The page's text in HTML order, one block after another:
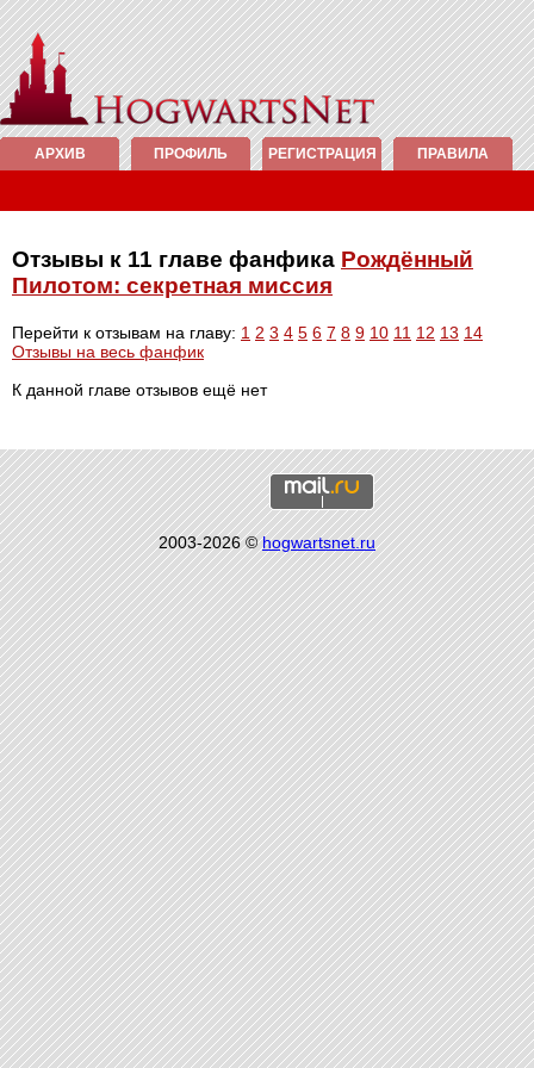
АРХИВ ПРОФИЛЬ РЕГИСТРАЦИЯ ПРАВИЛА
Отзывы к 11 главе фанфика Рождённый
Пилотом: секретная миссия
Перейти к отзывам на главу: 1 2 3 4 5 6 7 8 9 10 11 12 13 14
Отзывы на весь фанфик
К данной главе отзывов ещё нет
2003-2026 ©hogwartsnet.ru